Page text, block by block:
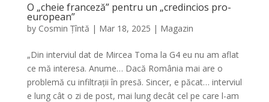
O „cheie franceză” pentru un „credincios pro-
european”
by Cosmin Țîntă | Mar 18, 2025 | Magazin
„Din interviul dat de Mircea Toma la G4 eu nu am aflat
ce mă interesa. Anume… Dacă România mai are o
problemă cu infiltrații în presă. Sincer, e păcat… interviul
e lung cât o zi de post, mai lung decât cel pe care l-am